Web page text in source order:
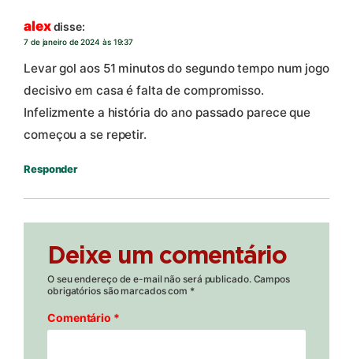
alexdisse:
7 de janeiro de 2024 às 19:37
Levar gol aos 51 minutos do segundo tempo num jogo
decisivo em casa é falta de compromisso.
Infelizmente a história do ano passado parece que
começou a se repetir.
Responder
Deixe um comentário
O seu endereço de e-mail não será publicado. Campos
obrigatórios são marcados com *
Comentário *